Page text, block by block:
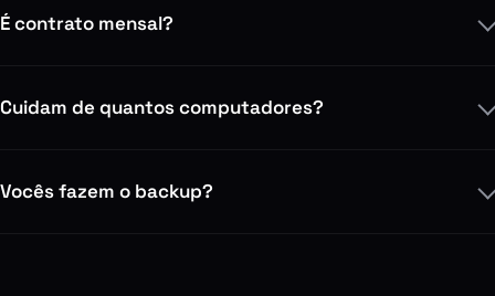
É contrato mensal?
Cuidam de quantos computadores?
Vocês fazem o backup?